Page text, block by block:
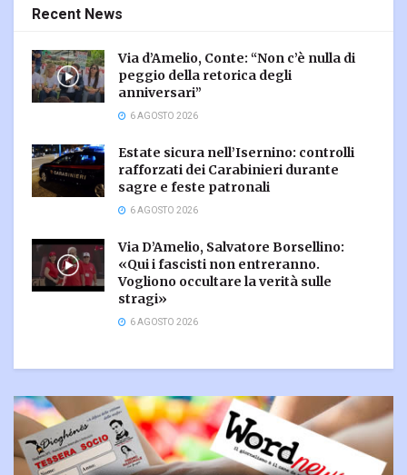
Recent News
Via d’Amelio, Conte: “Non c’è nulla di
peggio della retorica degli
anniversari”
6 AGOSTO 2026
Estate sicura nell’Isernino: controlli
rafforzati dei Carabinieri durante
sagre e feste patronali
6 AGOSTO 2026
Via D’Amelio, Salvatore Borsellino:
«Qui i fascisti non entreranno.
Vogliono occultare la verità sulle
stragi»
6 AGOSTO 2026